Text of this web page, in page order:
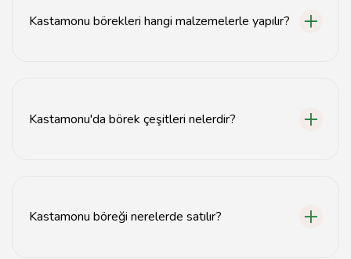
Kastamonu börekleri hangi malzemelerle yapılır?
Kastamonu'da börek çeşitleri nelerdir?
Kastamonu böreği nerelerde satılır?